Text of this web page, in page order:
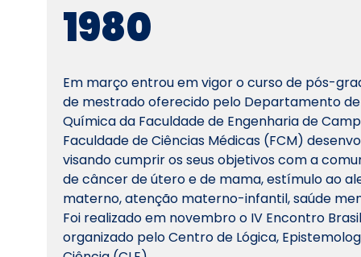
1980
Em março entrou em vigor o curso de pós-
de mestrado oferecido pelo Departamento
Química da Faculdade de Engenharia de
Faculdade de Ciências Médicas (FCM)
visando cumprir os seus objetivos com a
de câncer de útero e de mama, estímulo ao
materno, atenção materno-infantil, saúde
Foi realizado em novembro o IV Encontro
organizado pelo Centro de Lógica,